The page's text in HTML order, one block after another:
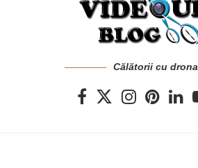
Călătorii cu drona